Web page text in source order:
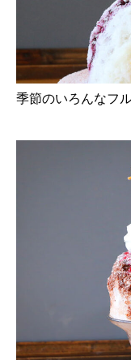
季節のいろんなフ